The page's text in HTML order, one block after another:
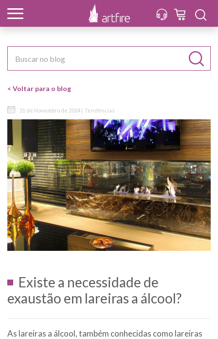
< Voltar para o blog
21 de Novembro de 2024 | Tendências
Existe a necessidade de
exaustão em lareiras a álcool?
As lareiras a álcool, também conhecidas como lareiras